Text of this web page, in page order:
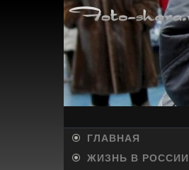
ГЛАВНАЯ
ЖИЗНЬ В РОССИИ